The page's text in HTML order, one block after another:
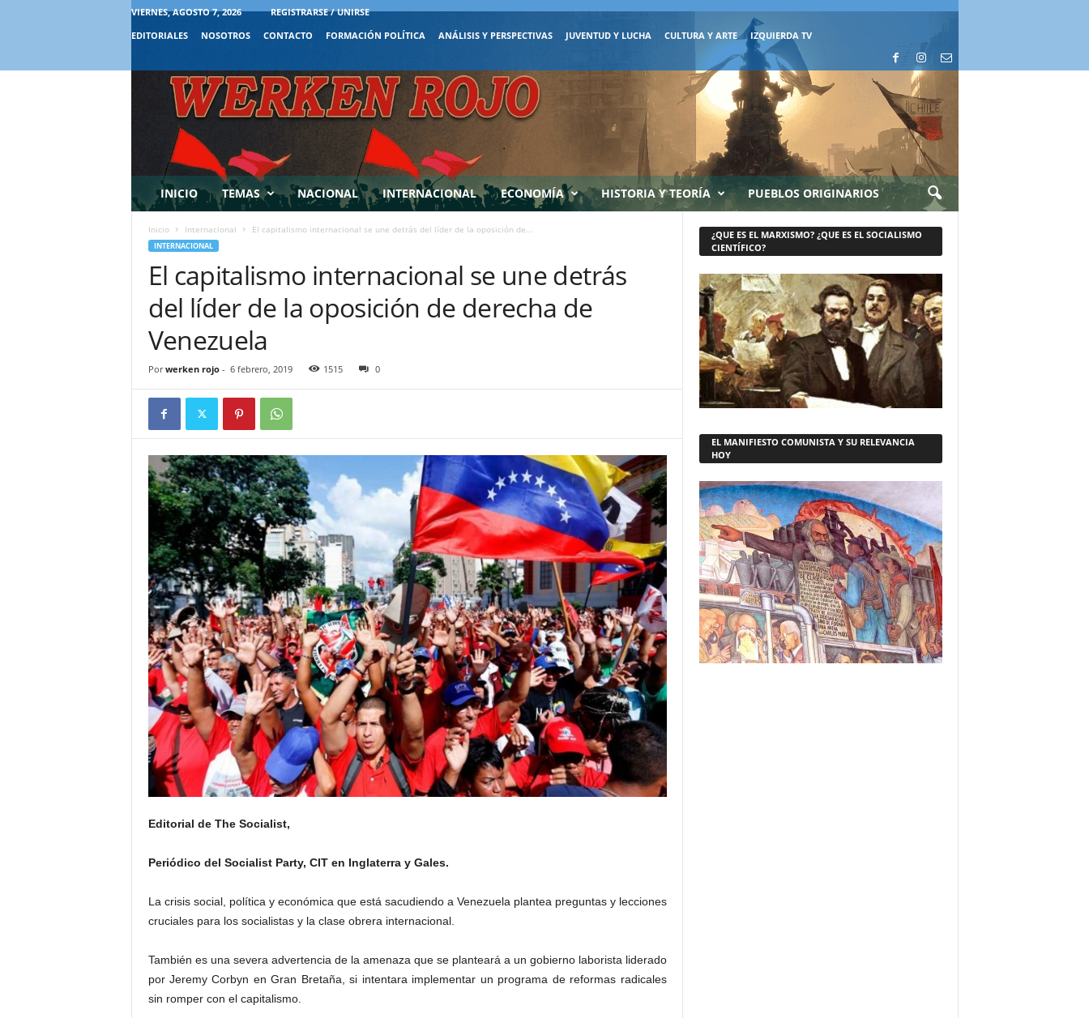
VIERNES, AGOSTO 7, 2026
REGISTRARSE / UNIRSE
EDITORIALES
NOSOTROS CONTACTO FORMACIÓN POLÍTICA ANÁLISIS Y PERSPECTIVAS JUVENTUD Y LUCHA CULTURA Y ARTE IZQUIERDA TV
INICIO TEMAS NACIONAL INTERNACIONAL ECONOMÍA HISTORIA Y TEORÍA PUEBLOS ORIGINARIOS
Inicio Internacional El capitalismo internacional se une detrás del líder de la oposición de...
INTERNACIONAL
El capitalismo internacional se une detrás
del líder de la oposición de derecha de
Venezuela
Por werken rojo- 6 febrero, 2019 1515 0
Editorial de The Socialist,
Periódico del Socialist Party, CIT en Inglaterra y Gales.
La crisis social, política y económica que está sacudiendo a Venezuela plantea preguntas y lecciones
cruciales para los socialistas y la clase obrera internacional.
También es una severa advertencia de la amenaza que se planteará a un gobierno laborista liderado
por Jeremy Corbyn en Gran Bretaña, si intentara implementar un programa de reformas radicales
sin romper con el capitalismo.
¿QUE ES EL MARXISMO? ¿QUE ES EL SOCIALISMO
CIENTÍFICO?
EL MANIFIESTO COMUNISTA Y SU RELEVANCIA
HOY